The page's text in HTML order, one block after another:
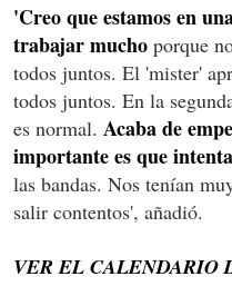
'Creo que estamos en
trabajar mucho porque
todos juntos. El 'mister'
todos juntos. En la
es normal. Acaba de
importante es que
las bandas. Nos tenían
salir contentos', añadió.
VER EL CALENDARIO